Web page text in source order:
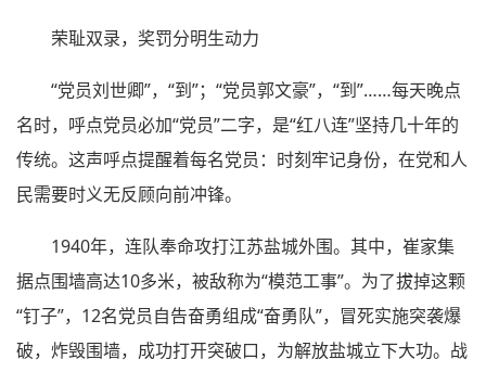
荣耻双录，奖罚分明生动力
“党员刘世卿”，“到”；“党员郭文豪”，“到”……每天晚点
名时，呼点党员必加“党员”二字，是“红八连”坚持几十年的
传统。这声呼点提醒着每名党员：时刻牢记身份，在党和人
民需要时义无反顾向前冲锋。
1940年，连队奉命攻打江苏盐城外围。其中，崔家集
据点围墙高达10多米，被敌称为“模范工事”。为了拔掉这颗
“钉子”，12名党员自告奋勇组成“奋勇队”，冒死实施突袭爆
破，炸毁围墙，成功打开突破口，为解放盐城立下大功。战